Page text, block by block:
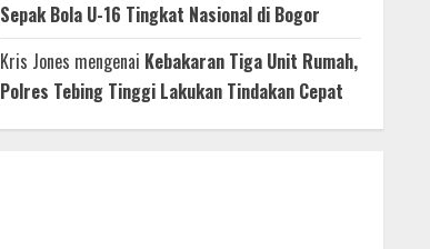
Sepak Bola U-16 Tingkat Nasional di Bogor
Kris Jones mengenai Kebakaran Tiga Unit Rumah,
Polres Tebing Tinggi Lakukan Tindakan Cepat